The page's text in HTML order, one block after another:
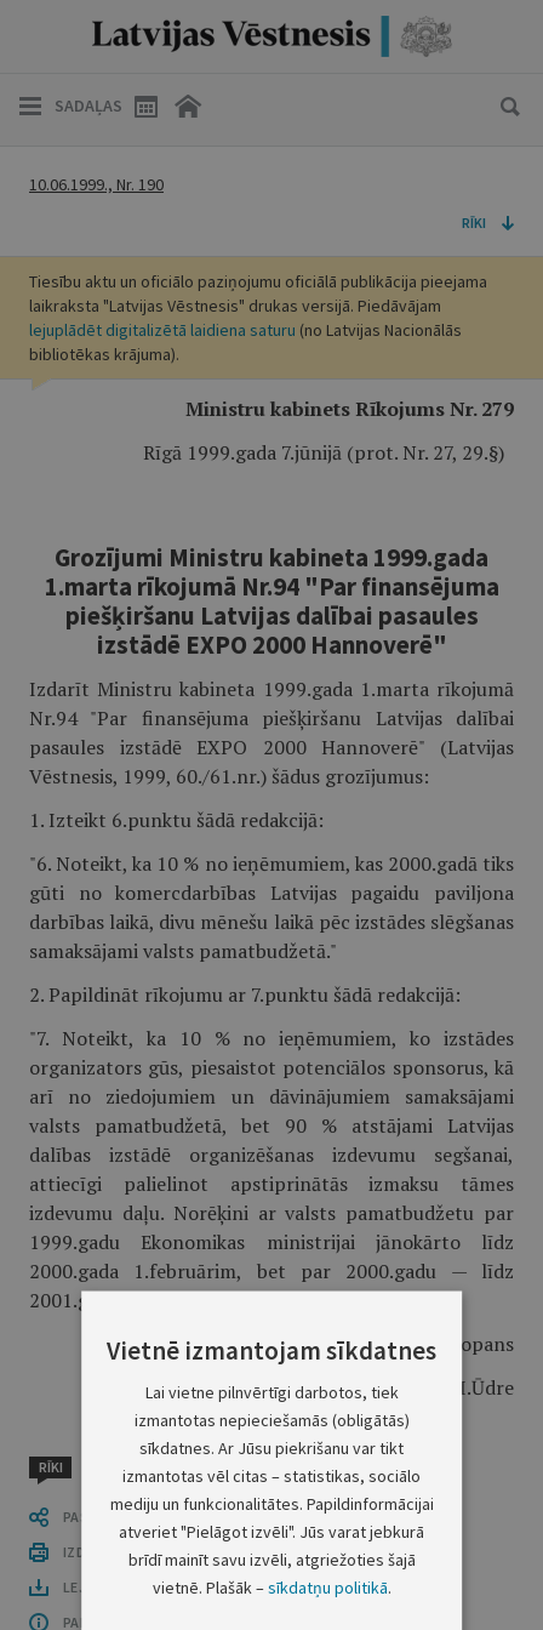
SADAĻAS
10.06.1999., Nr. 190
RĪKI
Tiesību aktu un oficiālo paziņojumu oficiālā publikācija pieejama
laikraksta "Latvijas Vēstnesis" drukas versijā. Piedāvājam
lejuplādēt digitalizētā laidiena saturu (no Latvijas Nacionālās
bibliotēkas krājuma).
Ministru kabinets Rīkojums Nr. 279
Rīgā 1999.gada 7.jūnijā (prot. Nr. 27, 29.§)
Grozījumi Ministru kabineta 1999.gada
1.marta rīkojumā Nr.94 "Par finansējuma
piešķiršanu Latvijas dalībai pasaules
izstādē EXPO 2000 Hannoverē"
Izdarīt Ministru kabineta 1999.gada 1.marta rīkojumā
Nr.94 "Par finansējuma piešķiršanu Latvijas dalībai
pasaules izstādē EXPO 2000 Hannoverē" (Latvijas
Vēstnesis, 1999, 60./61.nr.) šādus grozījumus:
1. Izteikt 6.punktu šādā redakcijā:
"6. Noteikt, ka 10 % no ieņēmumiem, kas 2000.gadā tiks
gūti no komercdarbības Latvijas pagaidu paviljona
darbības laikā, divu mēnešu laikā pēc izstādes slēgšanas
samaksājami valsts pamatbudžetā."
2. Papildināt rīkojumu ar 7.punktu šādā redakcijā:
"7. Noteikt, ka 10 % no ieņēmumiem, ko izstādes
organizators gūs, piesaistot potenciālos sponsorus, kā
arī no ziedojumiem un dāvinājumiem samaksājami
valsts pamatbudžetā, bet 90 % atstājami Latvijas
dalības izstādē organizēšanas izdevumu segšanai,
attiecīgi palielinot apstiprinātās izmaksu tāmes
izdevumu daļu. Norēķini ar valsts pamatbudžetu par
1999.gadu Ekonomikas ministrijai jānokārto līdz
2000.gada 1.februārim, bet par 2000.gadu — līdz
2001.gada 1.janvārim."
Ministru prezidents V.Krištopans
Ekonomikas ministre I.Ūdre
RĪKI
PASTĀSTI CITIEM
IZDRUKĀT PUBLIKĀCIJU
LEJUPLĀDĒT LAIDIENU (PDF)
PAR OFICIĀLO IZDEVUMU
Vietnē izmantojam sīkdatnes
Lai vietne pilnvērtīgi darbotos, tiek
izmantotas nepieciešamās (obligātās)
sīkdatnes. Ar Jūsu piekrišanu var tikt
izmantotas vēl citas – statistikas, sociālo
mediju un funkcionalitātes. Papildinformācijai
atveriet "Pielāgot izvēli". Jūs varat jebkurā
brīdī mainīt savu izvēli, atgriežoties šajā
vietnē. Plašāk –sīkdatņu politikā.